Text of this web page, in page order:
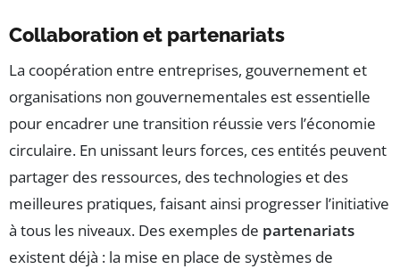
Collaboration et partenariats
La coopération entre entreprises, gouvernement et
organisations non gouvernementales est essentielle
pour encadrer une transition réussie vers l’économie
circulaire. En unissant leurs forces, ces entités peuvent
partager des ressources, des technologies et des
meilleures pratiques, faisant ainsi progresser l’initiative
à tous les niveaux. Des exemples de partenariats
existent déjà : la mise en place de systèmes de